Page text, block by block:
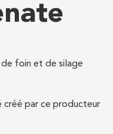
foin et de silage
par ce producteur